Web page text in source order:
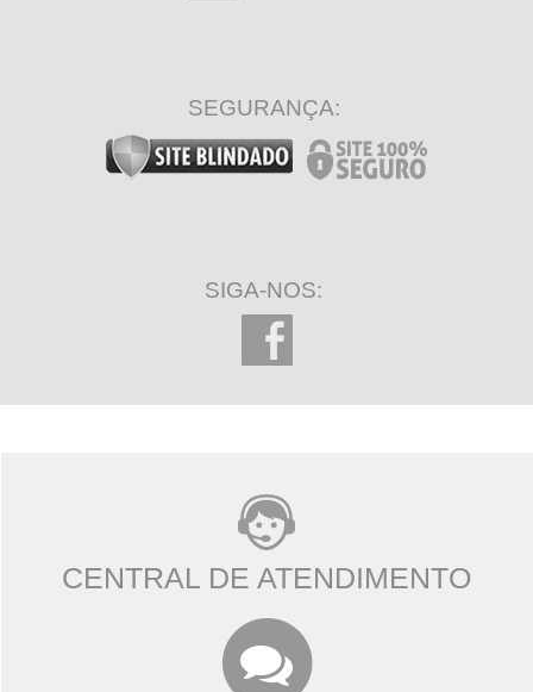
SEGURANÇA:
SIGA-NOS:
CENTRAL DE ATENDIMENTO